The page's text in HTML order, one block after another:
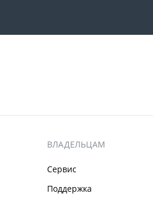
ВЛАДЕЛЬЦАМ
Сервис
Поддержка